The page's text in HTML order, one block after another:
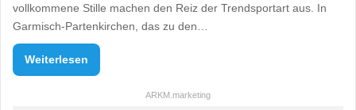
vollkommene Stille machen den Reiz der Trendsportart aus. In
Garmisch-Partenkirchen, das zu den…
Weiterlesen
ARKM.marketing